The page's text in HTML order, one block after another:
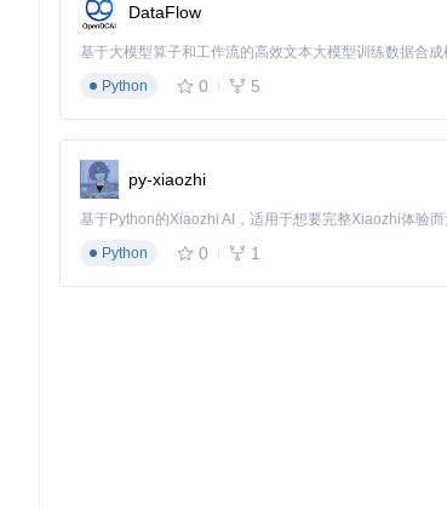
5. 预览效果
服务器启动后，系统会自动打开浏览器并显示
功能亮点：开发服务器支持实时预览，修改内容
图形化编辑器全解析：创作流程
DataFlow
基于大模型算子和工作流的高效文本大模型训练数据合成
Python
0 5
py-xiaozhi
Python
0 1